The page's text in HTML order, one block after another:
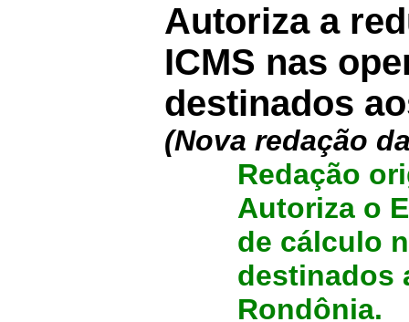
Autoriza a
ICMS nas
destinados
(Nova redação
Redação
Autoriza o
de cálculo
destinados
Rondônia.